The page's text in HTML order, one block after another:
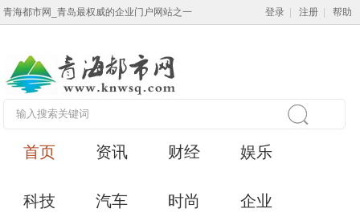
青海都市网_青岛最权威的企业门户网站之一 登录 注册 帮助
首页 资讯 财经 娱乐
科技 汽车 时尚 企业